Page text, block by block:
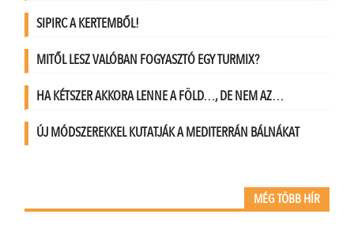
SIPIRC A KERTEMBŐL!
MITŐL LESZ VALÓBAN FOGYASZTÓ EGY TURMIX?
HA KÉTSZER AKKORA LENNE A FÖLD…, DE NEM AZ…
ÚJ MÓDSZEREKKEL KUTATJÁK A MEDITERRÁN BÁLNÁKAT
MÉG TÖBB HÍR